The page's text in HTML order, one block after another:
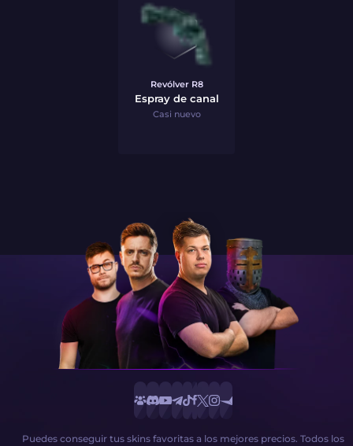
Revólver R8
Espray de canal
Casi nuevo
Puedes conseguir tus skins favoritas a los mejores precios. Todos los